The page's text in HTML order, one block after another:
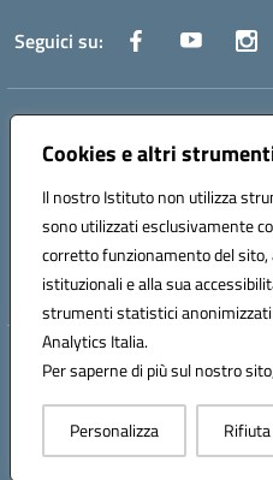
Cookies e altri
Il nostro Istituto non utilizza
sono utilizzati esclusivamente
corretto funzionamento del
istituzionali e alla sua
strumenti statistici anonimizzati
Analytics Italia.
Per saperne di più sul nostro
Personalizza
Seguici su:
Indirizzo:
Centralino:0882 331218 Email:
Codice fiscale: 93071630714
Codice meccanografico:
FGPS210002
Codice unico di fatturazione (CUF):
Hosting &
Concept &